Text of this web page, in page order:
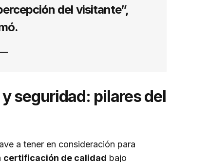
del visitante”,
seguridad: pilares del
a tener en consideración para
certificación de calidad bajo